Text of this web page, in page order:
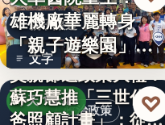
親子旅遊
文字
雄機廠華麗轉身
「親子遊樂園」
開幕首日…
政治政策
今天 19:49
父親節送政策大禮！
蘇巧慧推「三世代爸
爸照顧計畫」：從準
♡